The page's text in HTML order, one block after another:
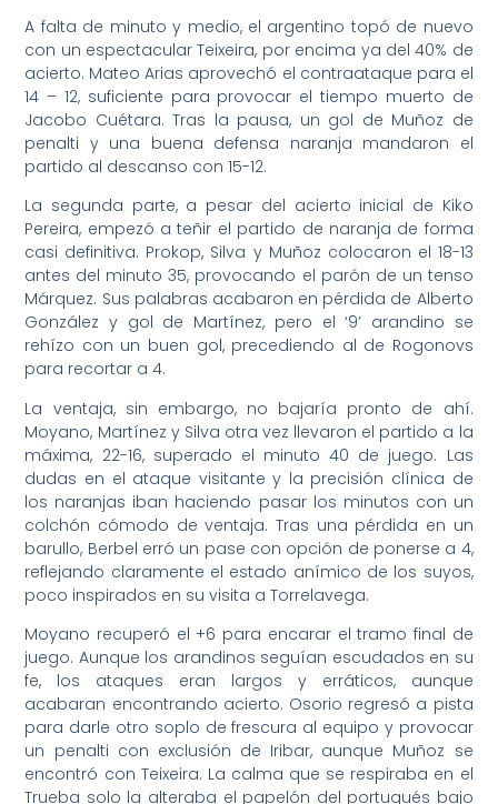
A falta de minuto y medio, el argentino topó de nuevo
con un espectacular Teixeira, por encima ya del 40% de
acierto. Mateo Arias aprovechó el contraataque para el
14 – 12, suficiente para provocar el tiempo muerto de
Jacobo Cuétara. Tras la pausa, un gol de Muñoz de
penalti y una buena defensa naranja mandaron el
partido al descanso con 15-12.
La segunda parte, a pesar del acierto inicial de Kiko
Pereira, empezó a teñir el partido de naranja de forma
casi definitiva. Prokop, Silva y Muñoz colocaron el 18-13
antes del minuto 35, provocando el parón de un tenso
Márquez. Sus palabras acabaron en pérdida de Alberto
González y gol de Martínez, pero el ‘9’ arandino se
rehízo con un buen gol, precediendo al de Rogonovs
para recortar a 4.
La ventaja, sin embargo, no bajaría pronto de ahí.
Moyano, Martínez y Silva otra vez llevaron el partido a la
máxima, 22-16, superado el minuto 40 de juego. Las
dudas en el ataque visitante y la precisión clínica de
los naranjas iban haciendo pasar los minutos con un
colchón cómodo de ventaja. Tras una pérdida en un
barullo, Berbel erró un pase con opción de ponerse a 4,
reflejando claramente el estado anímico de los suyos,
poco inspirados en su visita a Torrelavega.
Moyano recuperó el +6 para encarar el tramo final de
juego. Aunque los arandinos seguían escudados en su
fe, los ataques eran largos y erráticos, aunque
acabaran encontrando acierto. Osorio regresó a pista
para darle otro soplo de frescura al equipo y provocar
un penalti con exclusión de Iribar, aunque Muñoz se
encontró con Teixeira. La calma que se respiraba en el
Trueba solo la alteraba el papelón del portugués bajo